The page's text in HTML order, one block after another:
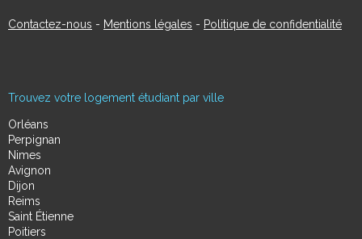
Contactez-nous - Mentions légales - Politique de confidentialité
Trouvez votre logement étudiant par ville
Orléans
Perpignan
Nimes
Avignon
Dijon
Reims
Saint Étienne
Poitiers